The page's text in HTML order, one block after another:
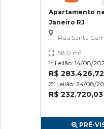
Apartamento
Janeiro RJ
Rua Santa
58,0 m²
1º Leilão: 14/08/
R$ 283.426,72
2º Leilão: 24/08/
R$ 232.720,03
PRÉ-